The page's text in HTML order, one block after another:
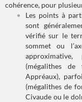
cohérence, pour
Les points à
sont
vérifié sur le
sommet ou
(mégalithes
Appréaux),
(mégalithes de
Civaude ou le